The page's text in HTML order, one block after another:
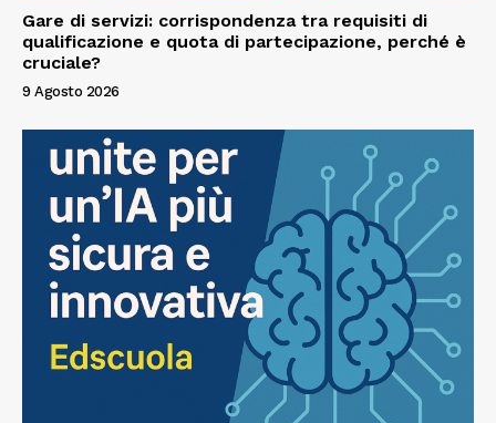
Gare di servizi: corrispondenza tra requisiti di
qualificazione e quota di partecipazione, perché è
cruciale?
9 Agosto 2026